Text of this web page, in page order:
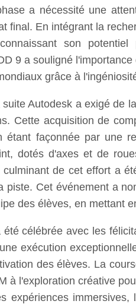
a nécessité une
final. En intégrant la
son
9 a souligné
grâce à
Autodesk a exigé de
Cette acquisition de
étant façonnée par une
dotés d'axes et de
de cet effort a
piste. Cet événement a
des élèves, en mettant
célébrée avec les
exécution
des élèves. La
à l'exploration créative
expériences